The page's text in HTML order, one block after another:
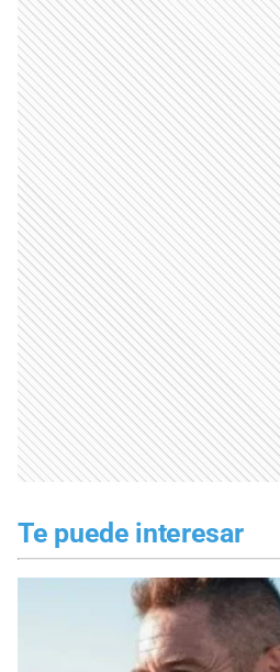
Te puede interesar